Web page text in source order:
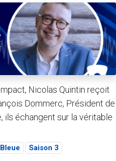
Nicolas Quintin reçoit
Dommerc, Président de
ils échangent sur la véritable
Saison 3